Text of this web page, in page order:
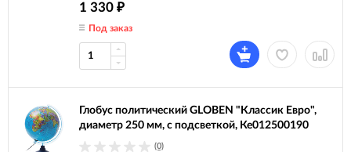
1 330 ₽
Под заказ
Глобус политический GLOBEN "Классик Евро",
диаметр 250 мм, с подсветкой, Ке012500190
(0)